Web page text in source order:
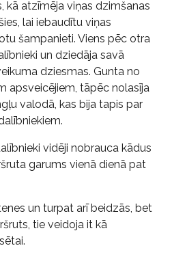
kā atzīmēja viņas dzimšanas
lai iebaudītu viņas
šampanieti. Viens pēc otra
un dziedāja savā
dziesmas. Gunta no
apsveicējiem, tāpēc nolasīja
valodā, kas bija tapis par
vidēji nobrauca kādus
garums vienā dienā pat
un turpat arī beidzās, bet
tie veidoja it kā